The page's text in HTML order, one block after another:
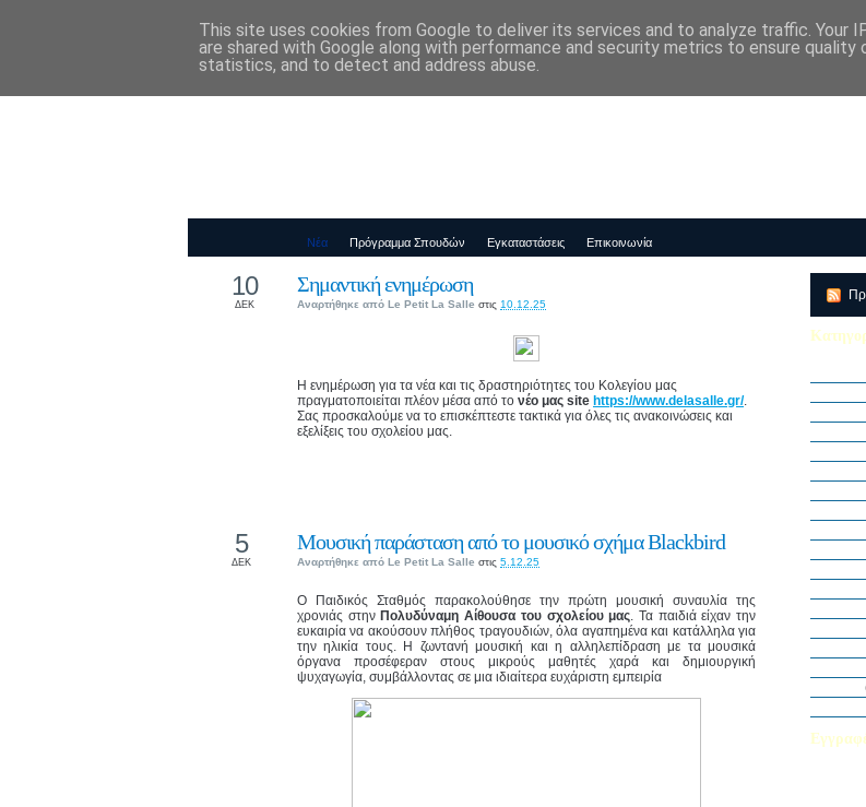
Παιδικός Σταθμός-Νηπιαγωγείο "ΔΕΛΑΣΑΛ"
Νέα Πρόγραμμα Σπουδών Εγκαταστάσεις Επικοινωνία
Σημαντική ενημέρωση
Αναρτήθηκε από Le Petit La Salle στις 10.12.25
10
ΔΕΚ
Η ενημέρωση για τα νέα και τις δραστηριότητες του Κολεγίου μας
πραγματοποιείται πλέον μέσα από το νέο μας site https://www.delasalle.gr/.
Σας προσκαλούμε να το επισκέπτεστε τακτικά για όλες τις ανακοινώσεις και
εξελίξεις του σχολείου μας.
Μουσική παράσταση από το μουσικό σχήμα Blackbird
Αναρτήθηκε από Le Petit La Salle στις 5.12.25
5
ΔΕΚ
Ο Παιδικός Σταθμός παρακολούθησε την πρώτη μουσική συναυλία της
χρονιάς στην Πολυδύναμη Αίθουσα του σχολείου μας. Τα παιδιά είχαν την
ευκαιρία να ακούσουν πλήθος τραγουδιών, όλα αγαπημένα και κατάλληλα για
την ηλικία τους. Η ζωντανή μουσική και η αλληλεπίδραση με τα μουσικά
όργανα προσέφεραν στους μικρούς μαθητές χαρά και δημιουργική
ψυχαγωγία, συμβάλλοντας σε μια ιδιαίτερα ευχάριστη εμπειρία
This site uses cookies from Google to deliver its services and to analyze traffic. Your
are shared with Google along with performance and security metrics to ensure quality
statistics, and to detect and address abuse.